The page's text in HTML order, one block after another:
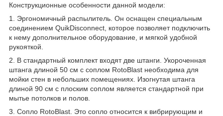
Конструкционные особенности данной модели:
1. Эргономичный распылитель. Он оснащен специальным
соединением QuikDisconnect, которое позволяет подключить
к нему дополнительное оборудование, и мягкой удобной
рукояткой.
2. В стандартный комплект входят две штанги. Укороченная
штанга длиной 50 см с соплом RotoBlast необходима для
мойки стен в небольших помещениях. Изогнутая штанга
длиной 90 см с плоским соплом является стандартной при
мытье потолков и полов.
3. Сопло RotoBlast. Это сопло относится к вибрирующим и